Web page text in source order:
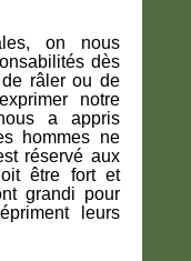
on nous
dès
de râler ou de
notre
a appris
hommes ne
réservé aux
être fort et
grandi pour
leurs